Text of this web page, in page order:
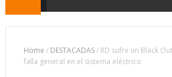
Home / DESTACADAS/ RD sufre un Black
falla general en el sistema eléctrico